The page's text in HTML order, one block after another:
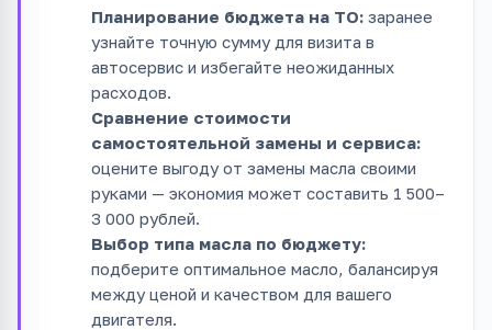
Планирование бюджета на ТО: заранее
узнайте точную сумму для визита в
автосервис и избегайте неожиданных
расходов.
Сравнение стоимости
самостоятельной замены и сервиса:
оцените выгоду от замены масла своими
руками — экономия может составить 1 500–
3 000 рублей.
Выбор типа масла по бюджету:
подберите оптимальное масло, балансируя
между ценой и качеством для вашего
двигателя.